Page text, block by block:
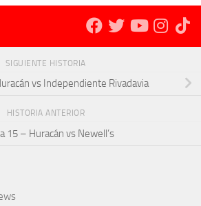
SIGUIENTE HISTORIA
vs Independiente Rivadavia
HISTORIA ANTERIOR
15 – Huracán vs Newell’s